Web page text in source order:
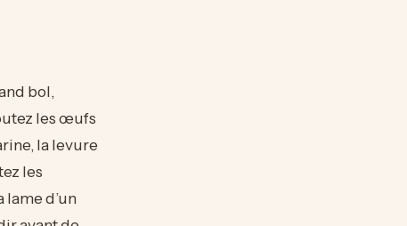
bol,
les œufs
la levure
les
d’un